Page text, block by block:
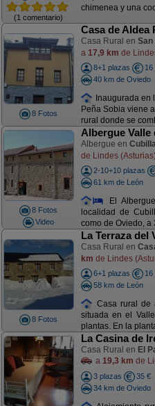
(1 comentario)
chimenea y una
8 Fotos
Casa de Aldea
Casa Rural en San
a 17,9 km de
8+1 plazas
16
40 km de Oviedo
Inaugurada en
Peña Sobia viene
rural donde se
8 Fotos
Video
Albergue Valle
Albergue en
de Lindes (Asturias)
2-10+10 plazas
61 km de León
El
localidad de
como de Oviedo, a
8 Fotos
La Terraza del
Casa Rural en
km de Lindes
6+1 plazas
16
58 km de León
Casa rural de
situada en el
plantas. En la
La Casina de
Casa Rural en El
a 19,3 km de
3 plazas
35 €
34 km de Oviedo